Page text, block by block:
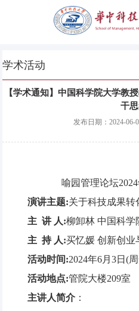
学术活动
【学术通知】中国科学院大学教
干
发布日期： 2024-06-
喻园管理论坛
演讲主题:关于科技成果转
主 讲 人:柳卸林 中国科学
主 持 人:买忆媛 创新创业
活动时间:2024年6月3日(
活动地点:管院大楼209室
主讲人简介 ：